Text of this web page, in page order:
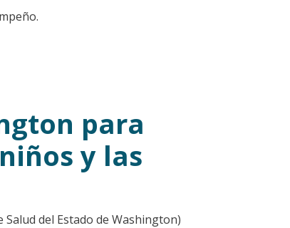
para
y las
del Estado de Washington)